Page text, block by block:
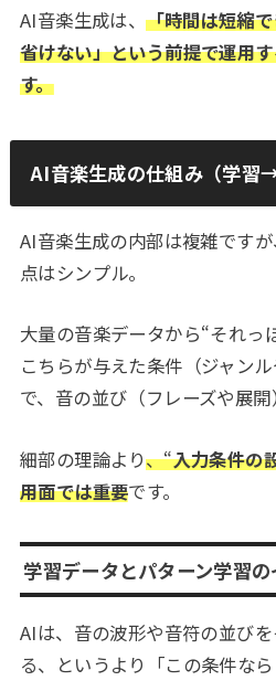
AI音楽生成は、「時間は短縮
省けない」という前提で運用
す。
AI音楽生成の仕組み（学習
AI音楽生成の内部は複雑です
点はシンプル。
大量の音楽データから“それっ
こちらが与えた条件（ジャン
で、音の並び（フレーズや展開
細部の理論より、“入力条件の
用面では重要です。
学習データとパターン学習
AIは、音の波形や音符の並び
る、というより「この条件な